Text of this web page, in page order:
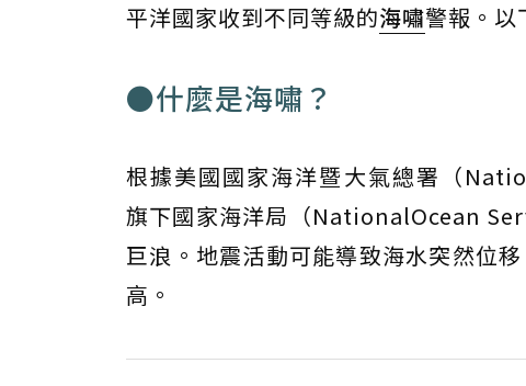
平洋國家收到不同等級的海嘯警報。以
●什麼是海嘯？
根據美國國家海洋暨大氣總署（
旗下國家海洋局（NationalOcean
巨浪。地震活動可能導致海水突然位
高。